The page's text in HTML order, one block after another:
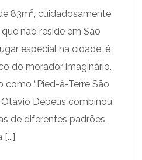
83m², cuidadosamente
não reside em São
especial na cidade, é
do morador imaginário.
como “Pied-à-Terre São
Otávio Debeus combinou
de diferentes padrões,